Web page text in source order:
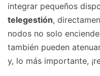
integrar pequeños
telegestión,
nodos no solo
también pueden
y, lo más importante,